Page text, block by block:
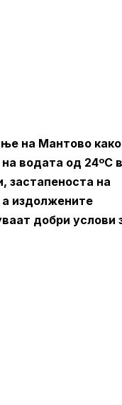
на Мантово како
водата од 24ºC
застапеноста на
а издолжените
добри услови